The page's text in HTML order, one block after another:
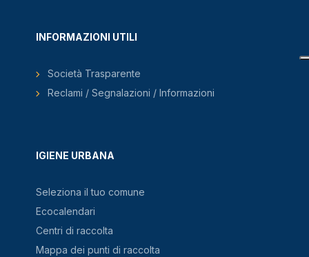
IGIENE URBANA
Seleziona il tuo comune
Ecocalendari
Centri di raccolta
Mappa dei punti di raccolta
INFORMAZIONI UTILI
Società Trasparente
Reclami / Segnalazioni / Informazioni